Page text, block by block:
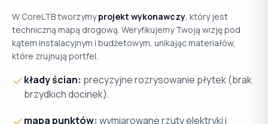
W CoreLTB tworzymyprojekt wykonawczy, który jest
techniczną mapą drogową. Weryfikujemy Twoją wizję pod
kątem instalacyjnym i budżetowym, unikając materiałów,
które zrujnują portfel.
kłady ścian: precyzyjne rozrysowanie płytek (brak
brzydkich docinek).
mapa punktów: wymiarowane rzuty elektryki i